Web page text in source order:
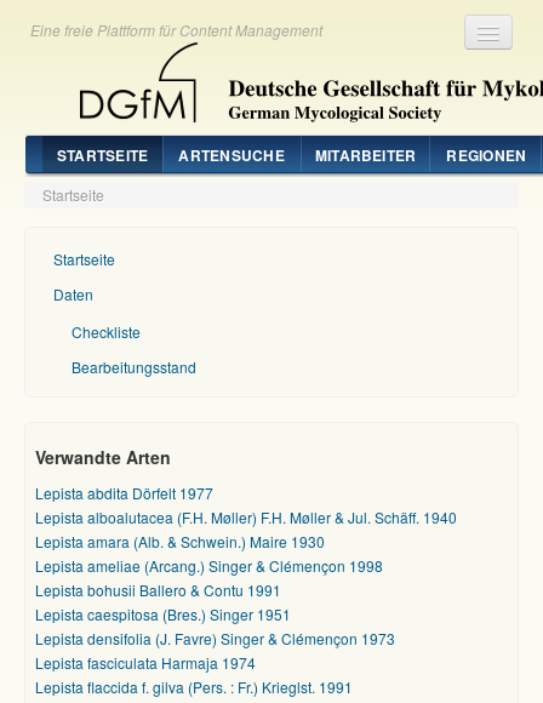
Eine freie Plattform für Content Management
STARTSEITE ARTENSUCHE MITARBEITER REGIONEN
Startseite
Startseite
Daten
Checkliste
Bearbeitungsstand
Verwandte Arten
Lepista abdita Dörfelt 1977
Lepista alboalutacea (F.H. Møller) F.H. Møller & Jul. Schäff. 1940
Lepista amara (Alb. & Schwein.) Maire 1930
Lepista ameliae (Arcang.) Singer & Clémençon 1998
Lepista bohusii Ballero & Contu 1991
Lepista caespitosa (Bres.) Singer 1951
Lepista densifolia (J. Favre) Singer & Clémençon 1973
Lepista fasciculata Harmaja 1974
Lepista flaccida f. gilva (Pers. : Fr.) Krieglst. 1991